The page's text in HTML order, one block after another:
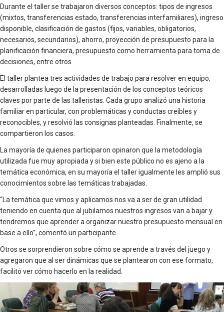
Durante el taller se trabajaron diversos conceptos: tipos de ingresos
(mixtos, transferencias estado, transferencias interfamiliares), ingreso
disponible, clasificación de gastos (fijos, variables, obligatorios,
necesarios, secundarios), ahorro, proyección de presupuesto para la
planificación financiera, presupuesto como herramienta para toma de
decisiones, entre otros.
El taller plantea tres actividades de trabajo para resolver en equipo,
desarrolladas luego de la presentación de los conceptos teóricos
claves por parte de las talleristas. Cada grupo analizó una historia
familiar en particular, con problemáticas y conductas creíbles y
reconocibles, y resolvió las consignas planteadas. Finalmente, se
compartieron los casos.
La mayoría de quienes participaron opinaron que la metodología
utilizada fue muy apropiada y si bien este público no es ajeno a la
temática económica, en su mayoría el taller igualmente les amplió sus
conocimientos sobre las temáticas trabajadas.
“La temática que vimos y aplicamos nos va a ser de gran utilidad
teniendo en cuenta que al jubilarnos nuestros ingresos van a bajar y
tendremos que aprender a organizar nuestro presupuesto mensual en
base a ello”, comentó un participante.
Otros se sorprendieron sobre cómo se aprende a través del juego y
agregaron que al ser dinámicas que se plantearon con ese formato,
facilitó ver cómo hacerlo en la realidad.